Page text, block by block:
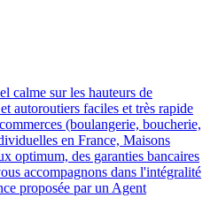
calme sur les hauteurs de
autoroutiers faciles et très rapide
(boulangerie, boucherie,
en France, Maisons
optimum, des garanties bancaires
accompagnons dans l'intégralité
proposée par un Agent